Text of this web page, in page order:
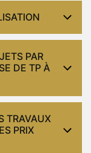
PAR
DE TP À
TRAVAUX
PRIX